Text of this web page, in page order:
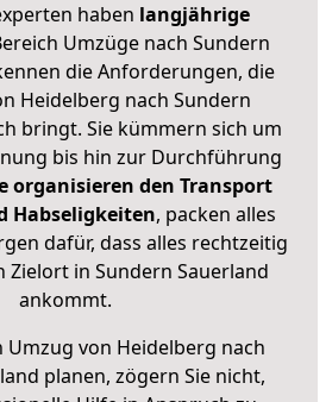
haben langjährige
Umzüge nach Sundern
die Anforderungen, die
Heidelberg nach Sundern
bringt. Sie kümmern sich um
bis hin zur Durchführung
organisieren den Transport
Habseligkeiten, packen alles
dafür, dass alles rechtzeitig
Zielort in Sundern Sauerland
ankommt.
Umzug von Heidelberg nach
planen, zögern Sie nicht,